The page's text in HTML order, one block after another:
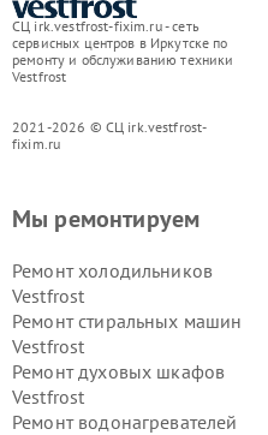
СЦ irk.vestfrost-fixim.ru - сеть
сервисных центров в Иркутске по
ремонту и обслуживанию техники
Vestfrost
2021-2026 © СЦ irk.vestfrost-
fixim.ru
Мы ремонтируем
Ремонт холодильников
Vestfrost
Ремонт стиральных машин
Vestfrost
Ремонт духовых шкафов
Vestfrost
Ремонт водонагревателей